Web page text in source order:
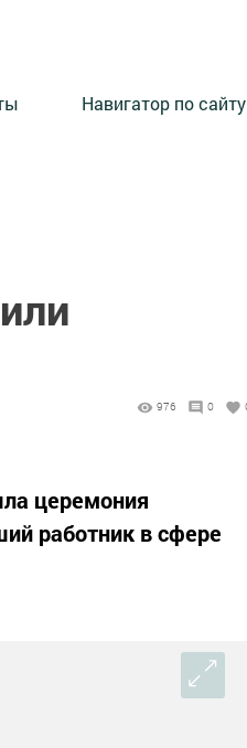
Навигатор по сайту
976 0
церемония
работник в сфере